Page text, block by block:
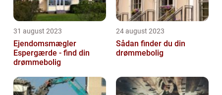
31 august 2023
Ejendomsmægler
Espergærde - find din
drømmebolig
24 august 2023
Sådan finder du din
drømmebolig